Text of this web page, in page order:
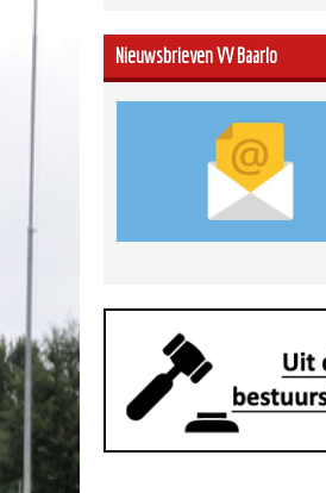
Nieuwsbrieven VV Baarlo